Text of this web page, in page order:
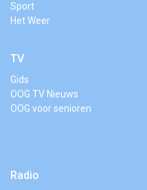
Sport
Het Weer
TV
Gids
OOG TV Nieuws
OOG voor senioren
Radio